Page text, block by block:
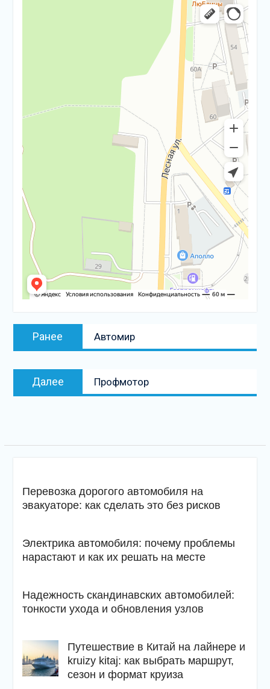
Навигация
Ранее
Предыдущая
запись:
Автомир
Далее
Следующая
запись
Профмотор
Перевозка дорогого автомобиля на
эвакуаторе: как сделать это без рисков
Электрика автомобиля: почему проблемы
нарастают и как их решать на месте
Надежность скандинавских автомобилей:
тонкости ухода и обновления узлов
Путешествие в Китай на лайнере и
kruizy kitaj: как выбрать маршрут,
сезон и формат круиза